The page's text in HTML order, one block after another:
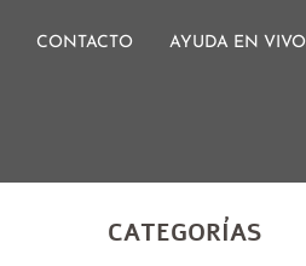
CONTACTO AYUDA EN VIVO
CATEGORÍAS